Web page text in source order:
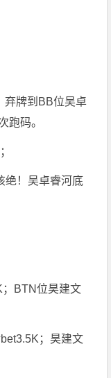
弃牌到BB位吴卓
跑码。
绝！吴卓睿河底
BTN位昊建文
；昊建文